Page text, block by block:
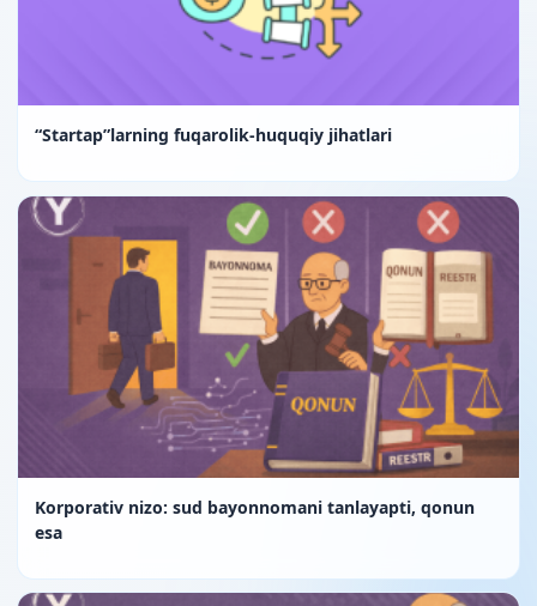
“Startap”larning fuqarolik-huquqiy jihatlari
Korporativ nizo: sud bayonnomani tanlayapti, qonun
esa